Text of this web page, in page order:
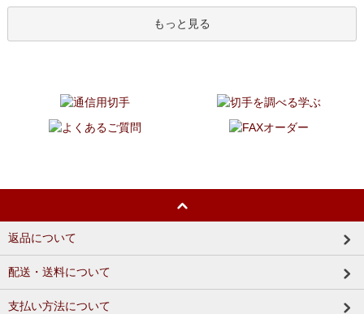
もっと見る
返品について
配送・送料について
支払い方法について